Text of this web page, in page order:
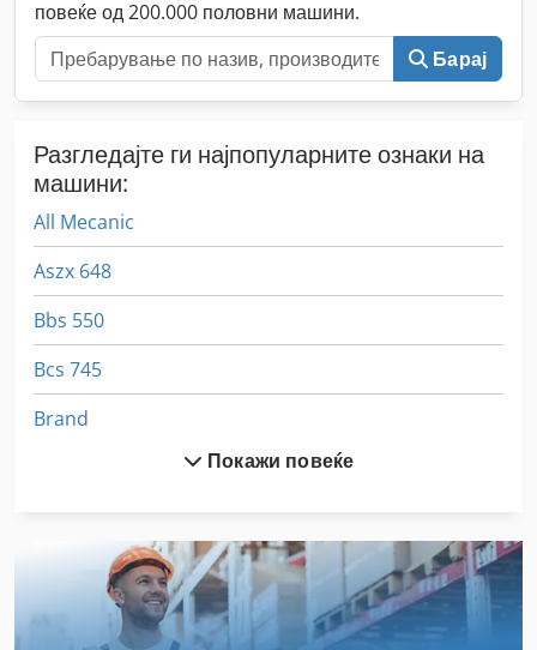
повеќе од 200.000 половни машини.
Барај
Разгледајте ги најпопуларните ознаки на
машини:
All Mecanic
Aszx 648
Bbs 550
Bcs 745
Brand
Ex Прес Центар
Покажи повеќе